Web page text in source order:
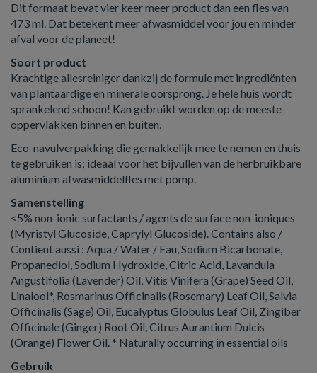
Dit formaat bevat vier keer meer product dan een fles van
473 ml. Dat betekent meer afwasmiddel voor jou en minder
afval voor de planeet!
Soort product
Krachtige allesreiniger dankzij de formule met ingrediënten
van plantaardige en minerale oorsprong. Je hele huis wordt
sprankelend schoon! Kan gebruikt worden op de meeste
oppervlakken binnen en buiten.
Eco-navulverpakking die gemakkelijk mee te nemen en thuis
te gebruiken is; ideaal voor het bijvullen van de herbruikbare
aluminium afwasmiddelfles met pomp.
Samenstelling
<5% non-ionic surfactants / agents de surface non-ioniques
(Myristyl Glucoside, Caprylyl Glucoside). Contains also /
Contient aussi : Aqua / Water / Eau, Sodium Bicarbonate,
Propanediol, Sodium Hydroxide, Citric Acid, Lavandula
Angustifolia (Lavender) Oil, Vitis Vinifera (Grape) Seed Oil,
Linalool*, Rosmarinus Officinalis (Rosemary) Leaf Oil, Salvia
Officinalis (Sage) Oil, Eucalyptus Globulus Leaf Oil, Zingiber
Officinale (Ginger) Root Oil, Citrus Aurantium Dulcis
(Orange) Flower Oil. * Naturally occurring in essential oils
Gebruik